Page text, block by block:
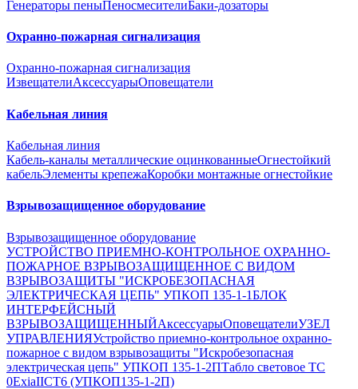
Генераторы пеныПеносмесителиБаки-дозаторы
Охранно-пожарная сигнализация
Охранно-пожарная сигнализация
ИзвещателиАксессуарыОповещатели
Кабельная линия
Кабельная линия
Кабель-каналы металлические оцинкованныеОгнестойкий
кабельЭлементы крепежаКоробки монтажные огнестойкие
Взрывозащищенное оборудование
Взрывозащищенное оборудование
УСТРОЙСТВО ПРИЕМНО-КОНТРОЛЬНОЕ ОХРАННО-
ПОЖАРНОЕ ВЗРЫВОЗАЩИЩЕННОЕ С ВИДОМ
ВЗРЫВОЗАЩИТЫ "ИСКРОБЕЗОПАСНАЯ
ЭЛЕКТРИЧЕСКАЯ ЦЕПЬ" УПКОП 135-1-1БЛОК
ИНТЕРФЕЙСНЫЙ
ВЗРЫВОЗАЩИЩЕННЫЙАксессуарыОповещателиУЗЕЛ
УПРАВЛЕНИЯУстройство приемно-контрольное охранно-
пожарное с видом взрывозащиты "Искробезопасная
электрическая цепь" УПКОП 135-1-2ПТабло световое ТС
0ExiaIICT6 (УПКОП135-1-2П)